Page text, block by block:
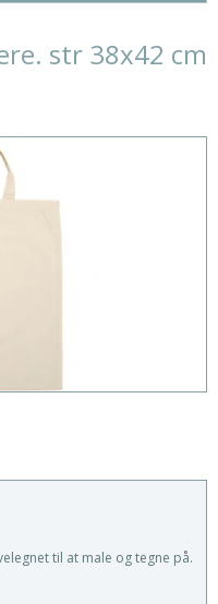
str 38x42 cm
til at male og tegne på.